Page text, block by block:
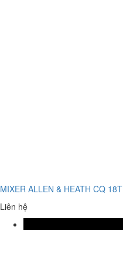
MIXER ALLEN & HEATH CQ 18T
Liên hệ